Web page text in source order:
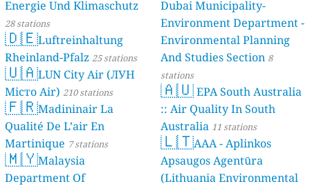
Dubai Municipality-
Environment Department -
Environmental Planning
And Studies Section 8
stations
🇦🇺EPA South Australia
:: Air Quality In South
Australia 11 stations
🇱🇹AAA - Aplinkos
Apsaugos Agentūra
(Lithuania Environmental
Energie Und Klimaschutz
28 stations
🇩🇪Luftreinhaltung
Rheinland-Pfalz 25 stations
🇺🇦LUN City Air (ЛУН
Місто Air) 210 stations
🇫🇷Madininair La
Qualité De L’air En
Martinique 7 stations
🇲🇾Malaysia
Department Of